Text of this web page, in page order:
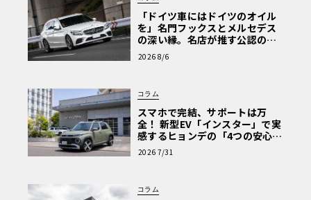
「ドイツ車にはドイツのオイル
を」名門フックスとメルセデス
の深い縁。名店が推す公認の安
心と、Cクラスで味わうシルキー
な走り〈PR〉
2026 8/6
コラム
スマホで完結、サポートは万
全！ 新型EV「インスター」で実
感するヒョンデの「4つの安心」
【第1回・ヒョンデ6つの疑問：
Why? Hyundai?】〈PR〉
2026 7/31
コラム